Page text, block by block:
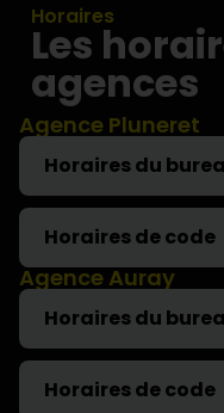
Horaires
Les
agences
Agence Pluneret
Horaires du
Horaires de code
Agence Auray
Horaires du
Horaires de code